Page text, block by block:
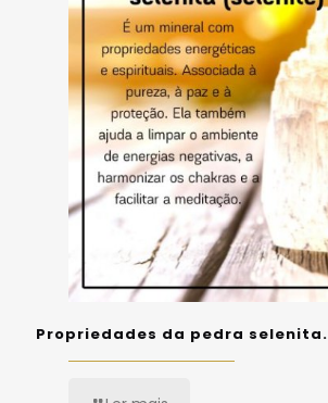
Propriedades da pedra selenita.